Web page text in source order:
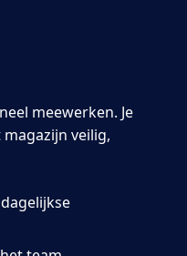
meewerken. Je
veilig,